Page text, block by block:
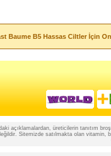
Baume B5 Hassas Ciltler İçin
açıklamalardan, üreticilerin tanıtım
Sitemizde satılmakta olan vitamin,